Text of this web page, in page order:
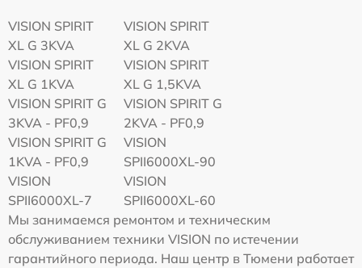
VISION SPIRIT
XL G 3KVA
VISION SPIRIT
XL G 2KVA
VISION SPIRIT
XL G 1KVA
VISION SPIRIT
XL G 1,5KVA
VISION SPIRIT G
3KVA - PF0,9
VISION SPIRIT G
2KVA - PF0,9
VISION SPIRIT G
1KVA - PF0,9
VISION
SPII6000XL-90
VISION
SPII6000XL-7
VISION
SPII6000XL-60
Мы занимаемся ремонтом и техническим
обслуживанием техники VISION по истечении
гарантийного периода. Наш центр в Тюмени работает